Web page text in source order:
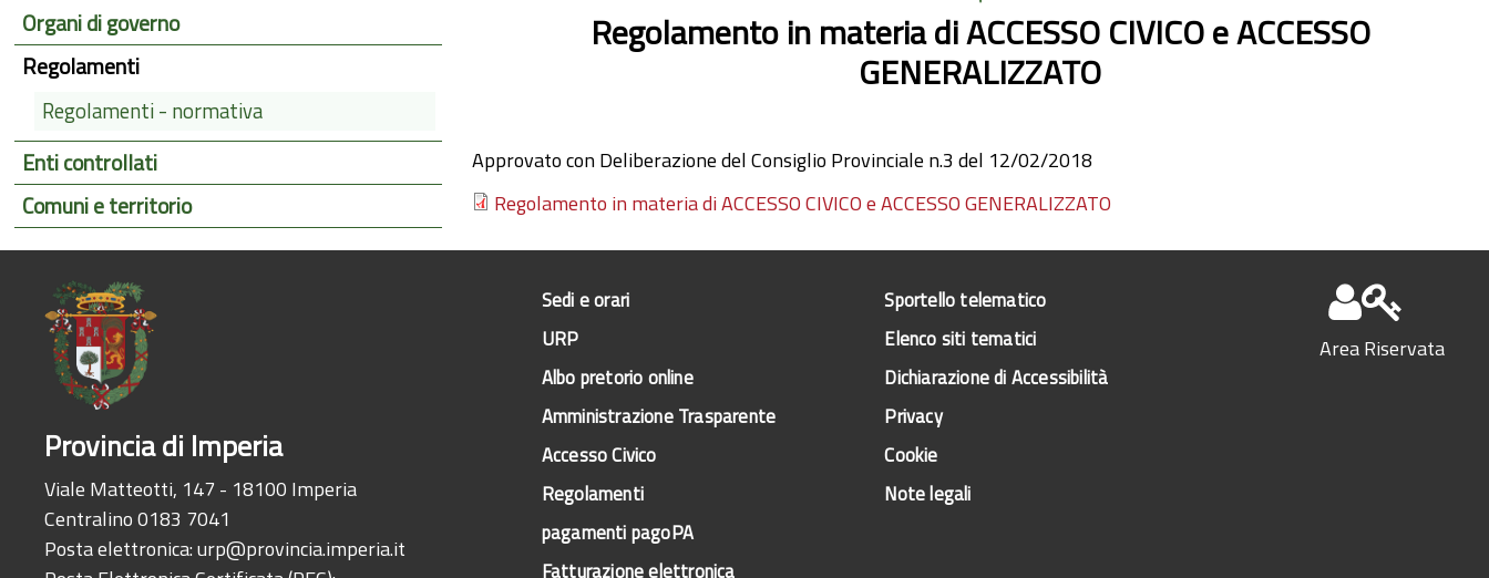
Regolamento in materia di ACCESSO CIVICO e ACCESSO
GENERALIZZATO
Approvato con Deliberazione del Consiglio Provinciale n.3 del 12/02/2018
Regolamento in materia di ACCESSO CIVICO e ACCESSO GENERALIZZATO
Organi di governo
Regolamenti
Regolamenti - normativa
Enti controllati
Comuni e territorio
Provincia di Imperia
Viale Matteotti, 147 - 18100 Imperia
Centralino 0183 7041
Posta elettronica:urp@provincia.imperia.it
Sedi e orari
URP
Albo pretorio online
Amministrazione Trasparente
Accesso Civico
Regolamenti
pagamenti pagoPA
Fatturazione elettronica
Sportello telematico
Elenco siti tematici
Dichiarazione di Accessibilità
Privacy
Cookie
Note legali
Area Riservata